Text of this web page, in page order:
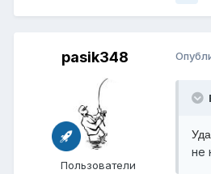
pasik348
Пользователи
не